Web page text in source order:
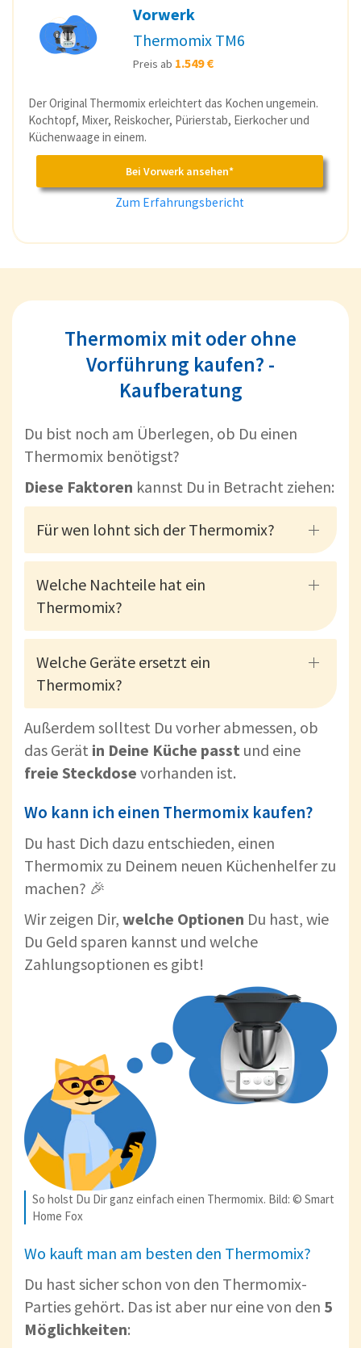
Vorwerk
Thermomix TM6
Preis ab 1.549 €
Der Original Thermomix erleichtert das Kochen ungemein.
Kochtopf, Mixer, Reiskocher, Pürierstab, Eierkocher und
Küchenwaage in einem.
Bei Vorwerk ansehen*
Zum Erfahrungsbericht
Thermomix mit oder ohne
Vorführung kaufen? -
Kaufberatung
Du bist noch am Überlegen, ob Du einen
Thermomix benötigst?
Diese Faktoren kannst Du in Betracht ziehen:
Für wen lohnt sich der Thermomix?
Welche Nachteile hat ein
Thermomix?
Welche Geräte ersetzt ein
Thermomix?
Außerdem solltest Du vorher abmessen, ob
das Gerät in Deine Küche passt und eine
freie Steckdose vorhanden ist.
Wo kann ich einen Thermomix kaufen?
Du hast Dich dazu entschieden, einen
Thermomix zu Deinem neuen Küchenhelfer zu
machen? 🎉
Wir zeigen Dir, welche Optionen Du hast, wie
Du Geld sparen kannst und welche
Zahlungsoptionen es gibt!
So holst Du Dir ganz einfach einen Thermomix. Bild: © Smart
Home Fox
Wo kauft man am besten den Thermomix?
Du hast sicher schon von den Thermomix-
Parties gehört. Das ist aber nur eine von den 5
Möglichkeiten: